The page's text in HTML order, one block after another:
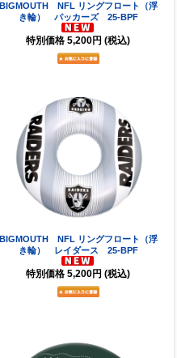
BIGMOUTH NFL リングフロート（浮
き輪） パッカーズ 25-BPF
特別価格 5,200円 (税込)
BIGMOUTH NFL リングフロート（浮
き輪） レイダース 25-BPF
特別価格 5,200円 (税込)